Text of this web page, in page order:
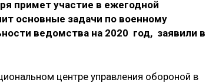
примет участие в ежегодной
основные задачи по военному
ведомства на 2020 год, заявили в
центре управления обороной в